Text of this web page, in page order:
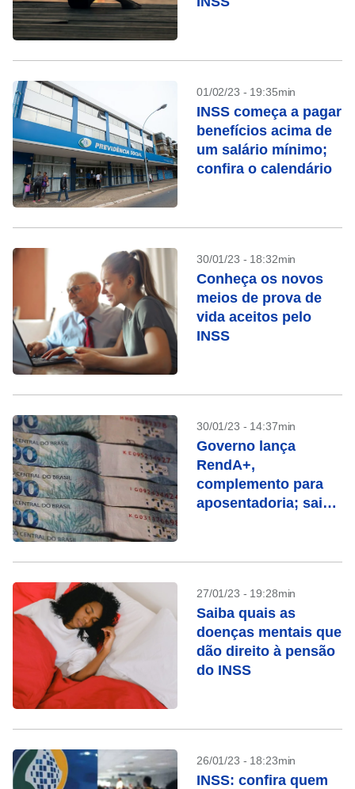
01/02/23 - 19:35min
INSS começa a pagar
benefícios acima de
um salário mínimo;
confira o calendário
30/01/23 - 18:32min
Conheça os novos
meios de prova de
vida aceitos pelo
INSS
30/01/23 - 14:37min
Governo lança
RendA+,
complemento para
aposentadoria; saiba
27/01/23 - 19:28min
Saiba quais as
doenças mentais que
dão direito à pensão
do INSS
26/01/23 - 18:23min
INSS: confira quem